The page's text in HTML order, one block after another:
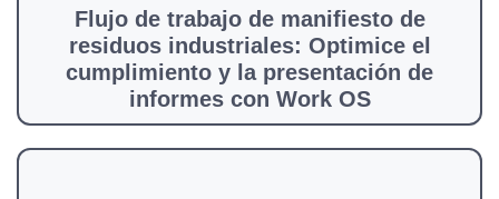
Flujo de trabajo de manifiesto de
residuos industriales: Optimice el
cumplimiento y la presentación de
informes con Work OS